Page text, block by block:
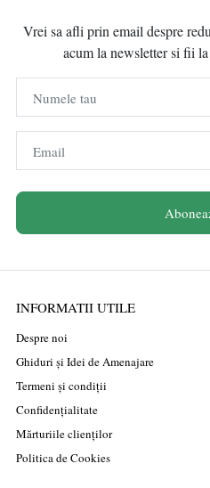
Vrei sa afli prin email despre
acum la newsletter si fii
Numele tau
Email
INFORMATII UTILE
Despre noi
Ghiduri și Idei de Amenajare
Termeni și condiții
Confidențialitate
Mărturiile clienților
Politica de Cookies